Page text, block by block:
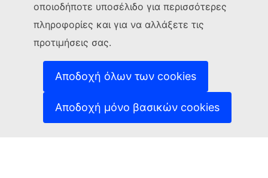
οποιοδήποτε υποσέλιδο για περισσότερες
πληροφορίες και για να αλλάξετε τις
προτιμήσεις σας.
Αποδοχή όλων των cookies
Αποδοχή μόνο βασικών cookies
Επικοινωνήστε μαζί μας
(Εξωτερική σύνδεση)
Αναφορά τρωτού σημείου ΤΠ (Εξωτερική σύνδεση)
Γλώσσες στις οποίες είναι διαθέσιμοι οι ιστότοποί
(Εξωτερική σύνδεση)
(Εξωτερική σύνδεση)
Πολιτική απορρήτου
Ανακοίνωση νομικού περιεχομένου
(Εξωτερική
Δυνατότητα πρόσβασης